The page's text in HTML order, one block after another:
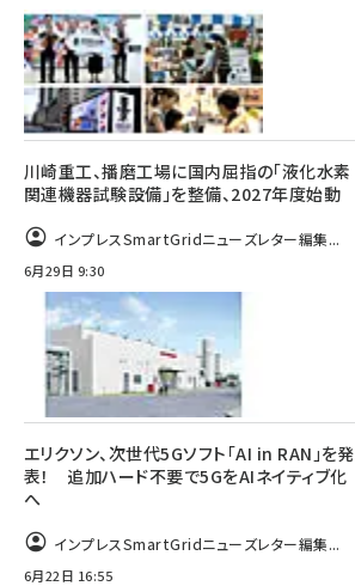
川崎重工、播磨工場に国内屈指の「液化水素
関連機器試験設備」を整備、2027年度始動
インプレスSmartGridニューズレター編集...
6月29日 9:30
エリクソン、次世代5Gソフト「AI in RAN」を発
表！ 追加ハード不要で5GをAIネイティブ化
へ
インプレスSmartGridニューズレター編集...
6月22日 16:55